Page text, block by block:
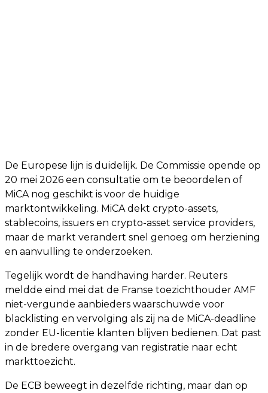
De Europese lijn is duidelijk. De Commissie opende op
20 mei 2026 een consultatie om te beoordelen of
MiCA nog geschikt is voor de huidige
marktontwikkeling. MiCA dekt crypto-assets,
stablecoins, issuers en crypto-asset service providers,
maar de markt verandert snel genoeg om herziening
en aanvulling te onderzoeken.
Tegelijk wordt de handhaving harder. Reuters
meldde eind mei dat de Franse toezichthouder AMF
niet-vergunde aanbieders waarschuwde voor
blacklisting en vervolging als zij na de MiCA-deadline
zonder EU-licentie klanten blijven bedienen. Dat past
in de bredere overgang van registratie naar echt
markttoezicht.
De ECB beweegt in dezelfde richting, maar dan op